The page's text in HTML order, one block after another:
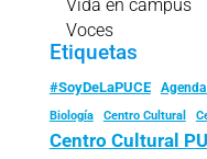
Vida en campus
Voces
Etiquetas
#SoyDeLaPUCE
Biología
Centro Cultural
Centro Cultural